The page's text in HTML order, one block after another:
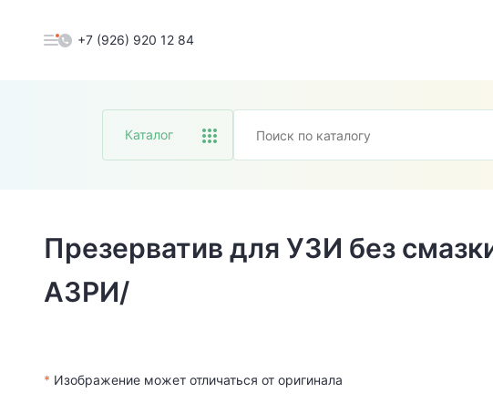
+7 (926) 920 12 84
Каталог
Презерватив для УЗИ без
АЗРИ/
* Изображение может отличаться от оригинала